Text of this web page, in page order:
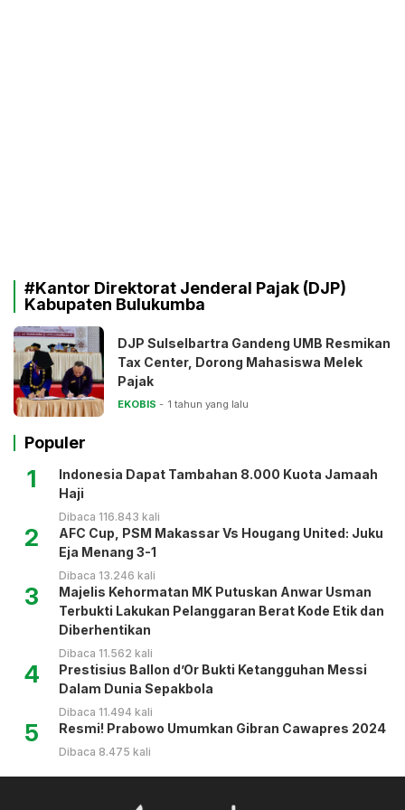
#Kantor Direktorat Jenderal Pajak (DJP)
Kabupaten Bulukumba
DJP Sulselbartra Gandeng UMB Resmikan
Tax Center, Dorong Mahasiswa Melek
Pajak
EKOBIS 1 tahun yang lalu
Populer
1
Indonesia Dapat Tambahan 8.000 Kuota Jamaah
Haji
Dibaca 116.843 kali
2
AFC Cup, PSM Makassar Vs Hougang United: Juku
Eja Menang 3-1
Dibaca 13.246 kali
3
Majelis Kehormatan MK Putuskan Anwar Usman
Terbukti Lakukan Pelanggaran Berat Kode Etik dan
Diberhentikan
Dibaca 11.562 kali
4
Prestisius Ballon d’Or Bukti Ketangguhan Messi
Dalam Dunia Sepakbola
Dibaca 11.494 kali
5 Resmi! Prabowo Umumkan Gibran Cawapres 2024
Dibaca 8.475 kali